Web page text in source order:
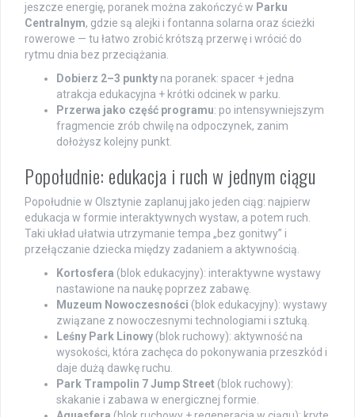
jeszcze energię, poranek można zakończyć w Parku
Centralnym, gdzie są alejki i fontanna solarna oraz ścieżki
rowerowe — tu łatwo zrobić krótszą przerwę i wrócić do
rytmu dnia bez przeciążania.
Dobierz 2–3 punkty na poranek: spacer + jedna
atrakcja edukacyjna + krótki odcinek w parku.
Przerwa jako część programu: po intensywniejszym
fragmencie zrób chwilę na odpoczynek, zanim
dołożysz kolejny punkt.
Popołudnie: edukacja i ruch w jednym ciągu
Popołudnie w Olsztynie zaplanuj jako jeden ciąg: najpierw
edukacja w formie interaktywnych wystaw, a potem ruch.
Taki układ ułatwia utrzymanie tempa „bez gonitwy” i
przełączanie dziecka między zadaniem a aktywnością.
Kortosfera (blok edukacyjny): interaktywne wystawy
nastawione na naukę poprzez zabawę.
Muzeum Nowoczesności (blok edukacyjny): wystawy
związane z nowoczesnymi technologiami i sztuką.
Leśny Park Linowy (blok ruchowy): aktywność na
wysokości, która zachęca do pokonywania przeszkód i
daje dużą dawkę ruchu.
Park Trampolin 7 Jump Street (blok ruchowy):
skakanie i zabawa w energicznej formie.